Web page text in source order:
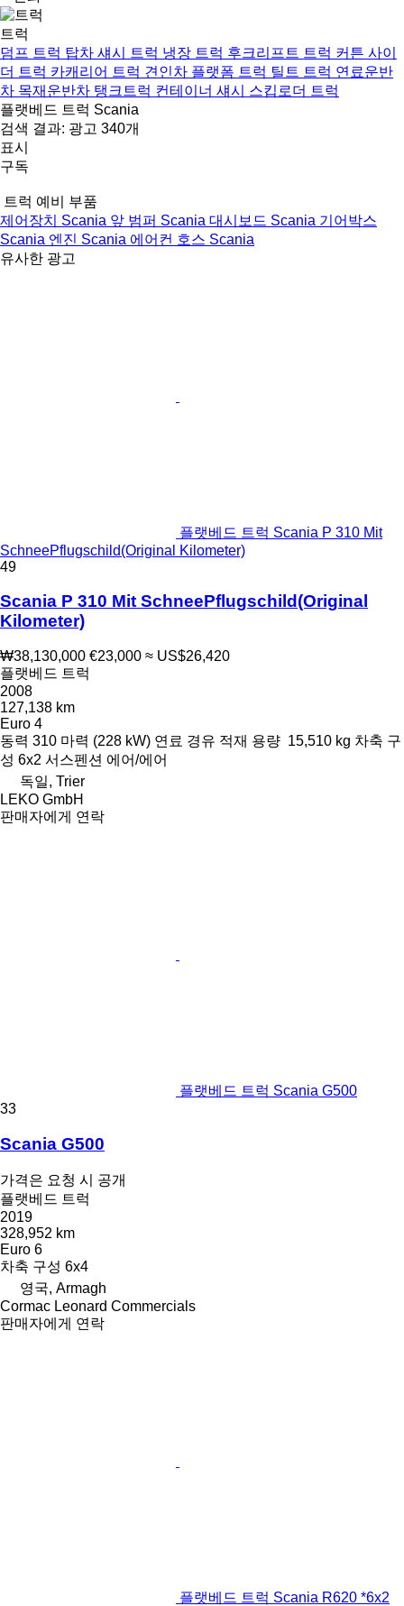
트럭
덤프 트럭 탑차 섀시 트럭 냉장 트럭 후크리프트 트럭 커튼 사이
더 트럭 카캐리어 트럭 견인차 플랫폼 트럭 틸트 트럭 연료운반
차 목재운반차 탱크트럭 컨테이너 섀시 스킵로더 트럭
플랫베드 트럭 Scania
검색 결과: 광고 340개
표시
구독
트럭 예비 부품
제어장치 Scania 앞 범퍼 Scania 대시보드 Scania 기어박스
Scania 엔진 Scania 에어컨 호스 Scania
유사한 광고
플랫베드 트럭 Scania P 310 Mit
SchneePflugschild(Original Kilometer)
49
Scania P 310 Mit SchneePflugschild(Original
Kilometer)
₩38,130,000 €23,000 ≈ US$26,420
플랫베드 트럭
2008
127,138 km
Euro 4
동력 310 마력 (228 kW) 연료 경유 적재 용량 15,510 kg 차축 구
성 6x2 서스펜션 에어/에어
독일, Trier
LEKO GmbH
판매자에게 연락
플랫베드 트럭 Scania G500
33
Scania G500
가격은 요청 시 공개
플랫베드 트럭
2019
328,952 km
Euro 6
차축 구성 6x4
영국, Armagh
Cormac Leonard Commercials
판매자에게 연락
플랫베드 트럭 Scania R620 *6x2